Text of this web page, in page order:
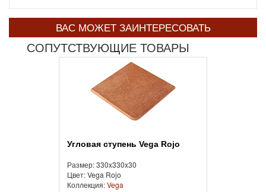
ВАС МОЖЕТ ЗАИНТЕРЕСОВАТЬ
СОПУТСТВУЮЩИЕ ТОВАРЫ
Угловая ступень Vega Rojo
Размер: 330x330x30
Цвет: Vega Rojo
Коллекция:Vega